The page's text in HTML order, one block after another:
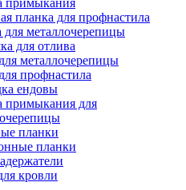
примыкания
планка для профнастила
для металлочерепицы
для отлива
металлочерепицы
профнастила
ендовы
примыкания для
планки
планки
кровли